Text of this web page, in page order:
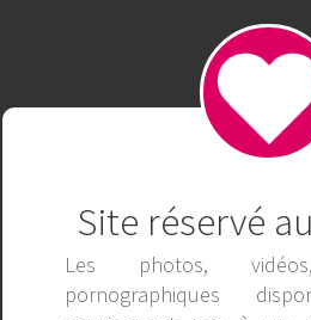
Site réservé
Les photos,
pornographiques
Publicité